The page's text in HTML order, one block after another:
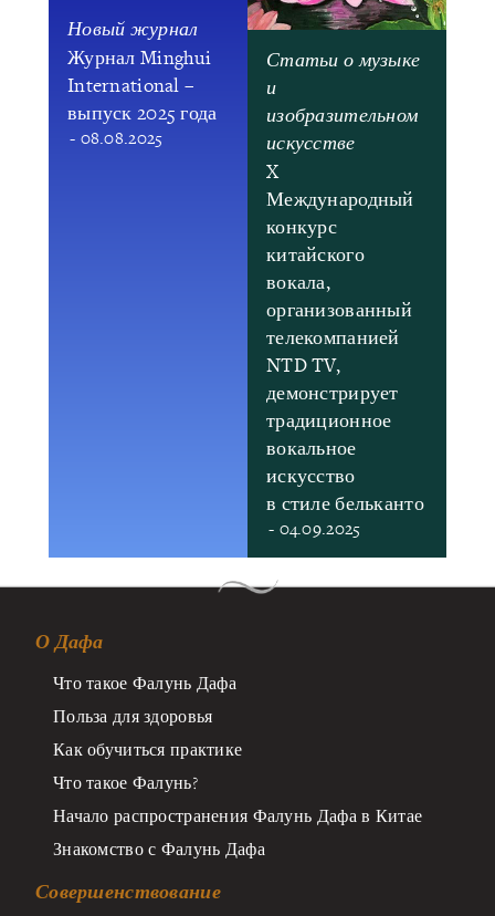
Новый журнал
Журнал Minghui
International –
выпуск 2025 года
- 08.08.2025
Статьи о музыке
и
изобразительном
искусстве
X
Международный
конкурс
китайского
вокала,
организованный
телекомпанией
NTD TV,
демонстрирует
традиционное
вокальное
искусство
в стиле бельканто
- 04.09.2025
О Дафа
Что такое Фалунь Дафа
Польза для здоровья
Как обучиться практике
Что такое Фалунь?
Начало распространения Фалунь Дафа в Китае
Знакомство с Фалунь Дафа
Совершенствование